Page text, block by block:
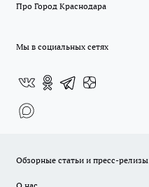
Про Город Краснодара
Мы в социальных сетях
Обзорные статьи и пресс-релизы